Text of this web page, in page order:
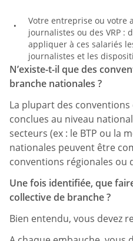
Votre entreprise ou votre
journalistes ou des VRP :
appliquer à ces salariés
journalistes et les
N’existe-t-il que des
branche nationales ?
La plupart des
conclues au niveau
secteurs (ex : le BTP ou la
nationales peuvent être
conventions régionales ou
Une fois identifiée, que
collective de branche ?
Bien entendu, vous devez